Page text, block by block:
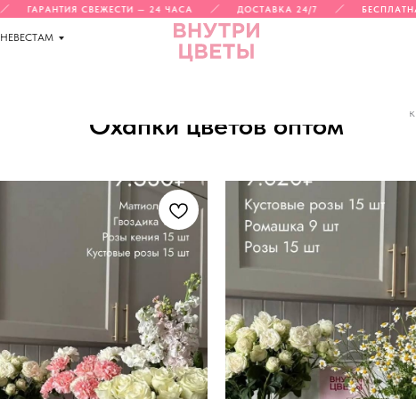
ГАРАНТИЯ СВЕЖЕСТИ — 24 ЧАСА ДОСТАВКА 24/7
НЕВЕСТАМ
Охапки цветов оптом